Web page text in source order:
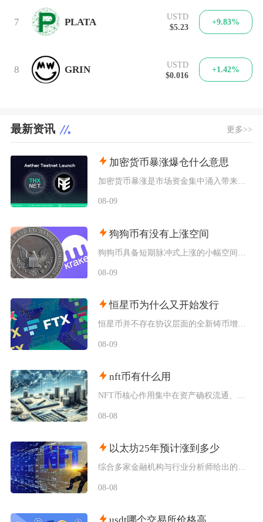
7 PLATA
USTD
$5.23
+9.83%
8 GRIN
USTD
$0.016
+1.42%
最新资讯 更多>>
加密货币暴涨爆仓什么意思
08-09
狗狗币有没有上涨空间
08-09
恒星币为什么又开始发行
恒星币并不存在协议层面的全新铸币增发，市场感知的“再次发行”，本质是恒星发展基金会持续释放
08-09
nft币有什么用
08-08
以太坊25年预计涨到多少
08-08